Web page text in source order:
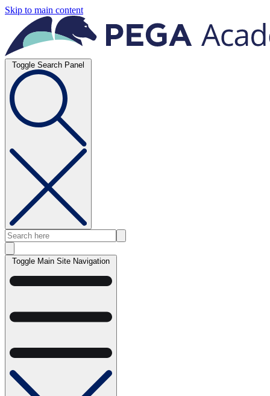
Skip to main content
Toggle Search Panel
Toggle Main Site Navigation